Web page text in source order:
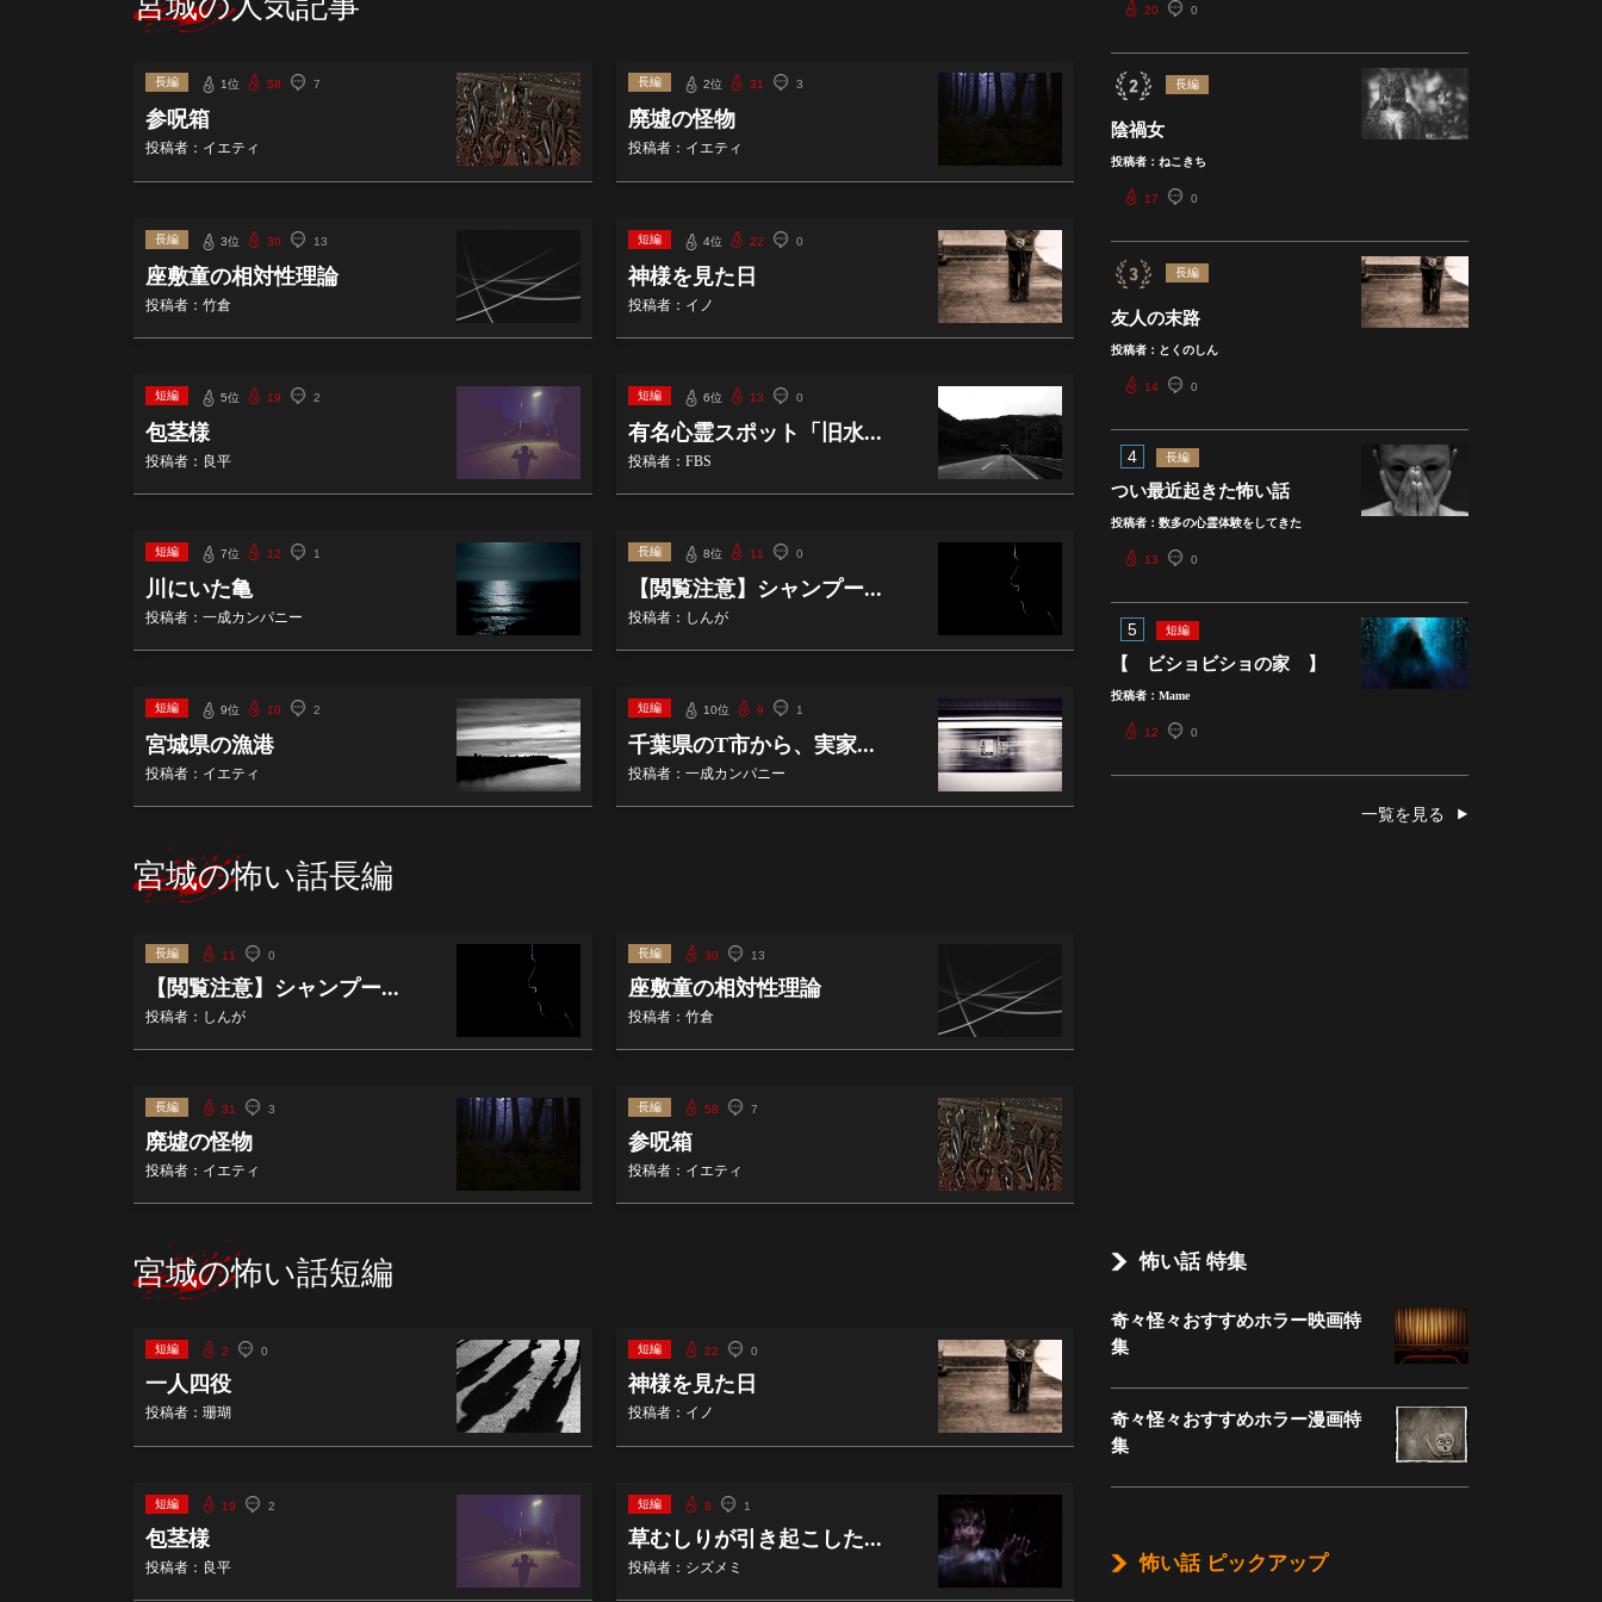
20 0
長編
陰禍女
投稿者：ねこきち
17 0
長編
友人の末路
投稿者：とくのしん
14 0
4 長編
つい最近起きた怖い話
投稿者：数多の心霊体験をしてきた
13 0
5 短編
【 ビショビショの家 】
投稿者：Mame
12 0
一覧を見る
怖い話 特集
奇々怪々おすすめホラー映画特
集
奇々怪々おすすめホラー漫画特
集
怖い話 ピックアップ
長編 1位 58 7
参呪箱
投稿者：イエティ
長編 2位 31 3
廃墟の怪物
投稿者：イエティ
長編 3位 30 13
座敷童の相対性理論
投稿者：竹倉
短編 4位 22 0
神様を見た日
投稿者：イノ
短編 5位 19 2
包茎様
投稿者：良平
短編 6位 13 0
有名心霊スポット「旧水...
投稿者：FBS
短編 7位 12 1
川にいた亀
投稿者：一成カンパニー
長編 8位 11 0
【閲覧注意】シャンプー...
投稿者：しんが
短編 9位 10 2
宮城県の漁港
投稿者：イエティ
短編 10位 9 1
千葉県のT市から、実家...
投稿者：一成カンパニー
宮城の怖い話長編
長編 11 0
【閲覧注意】シャンプー...
投稿者：しんが
長編 30 13
座敷童の相対性理論
投稿者：竹倉
長編 31 3
廃墟の怪物
投稿者：イエティ
長編 58 7
参呪箱
投稿者：イエティ
宮城の怖い話短編
短編 2 0
一人四役
投稿者：珊瑚
短編 22 0
神様を見た日
投稿者：イノ
短編 19 2
包茎様
投稿者：良平
短編 8 1
草むしりが引き起こした...
投稿者：シズメミ